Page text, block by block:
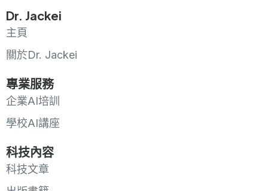
Dr. Jackei
主頁
關於Dr. Jackei
專業服務
企業AI培訓
學校AI講座
科技內容
科技文章